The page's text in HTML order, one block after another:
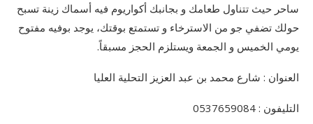
ساحر حيث تتناول طعامك و بجانبك أكواريوم فيه أسماك زينة تسبح
حولك تضفي جو من الاسترخاء و تستمتع بوقتك، يوجد بوفيه مفتوح
يومي الخميس و الجمعة ويستلزم الحجز مسبقاً.
العنوان : شارع محمد بن عبد العزيز التحلية العليا
التليفون : 0537659084